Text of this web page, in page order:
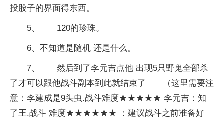
投股子的界面得东西。
5、 120的珍珠。
6、不知道是随机 还是什么。
7、 然后到了李元吉点他 出现5只野鬼全部杀
了才可以跟他战斗副本到此就结束了 （这里需要注
意：李建成是9头虫.战斗难度★★★★★ 李元吉：知
了王.战斗 难度★★★★★★ ：建议战斗之前准备好